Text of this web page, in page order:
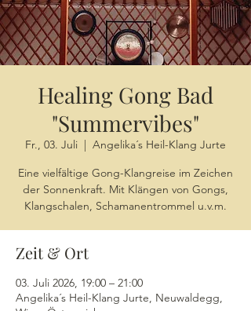
Healing Gong Bad
"Summervibes"
Fr., 03. Juli
  |
Angelika´s Heil-Klang Jurte
Eine vielfältige Gong-Klangreise im Zeichen
der Sonnenkraft. Mit Klängen von Gongs,
Klangschalen, Schamanentrommel u.v.m.
Zeit & Ort
03. Juli 2026, 19:00 – 21:00
Angelika´s Heil-Klang Jurte, Neuwaldegg,